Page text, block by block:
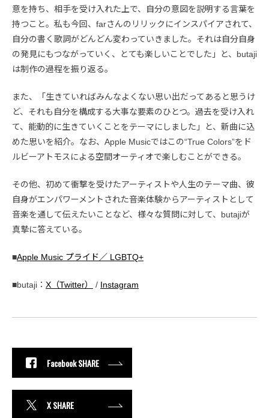
意を持ち、相手を受け入れた上で、自分の意図を説明する言葉を
持つこと。私も今回、farさんのリリックにインスパイアされて、
自分の書く歌詞がどんどん変わっていきました。それは自分自身
の発見にもつながっていく、とても楽しいことでした」と、butaji
は制作の過程を振り返る。
また、「生きていればみんなよくない思い出だってあると思うけ
ど、それも自分を構成する大事な要素のひとつ。過去を受け入れ
て、能動的に生きていくことをテーマにしました」と、新曲に込
めた思いを紹介。なお、Apple Musicではこの“True Colors”をド
ルビーアトモスによる空間オーティオで楽しむことができる。
その他、初めて衝撃を受けたアーティストや人生のテーマ曲、彼
自身がエンパワーメントされた音楽体験からアーティストとして
音楽を通して伝えたいことなど、様々な質問に対して、butajiが
真摯に答えている。
■Apple Music プライド／ LGBTQ+
■butaji： X（Twitter） / Instagram
Facebook SHARE
X SHARE